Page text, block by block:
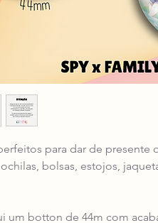
para dar de presente
bolsas, estojos,
um botton de 44m com